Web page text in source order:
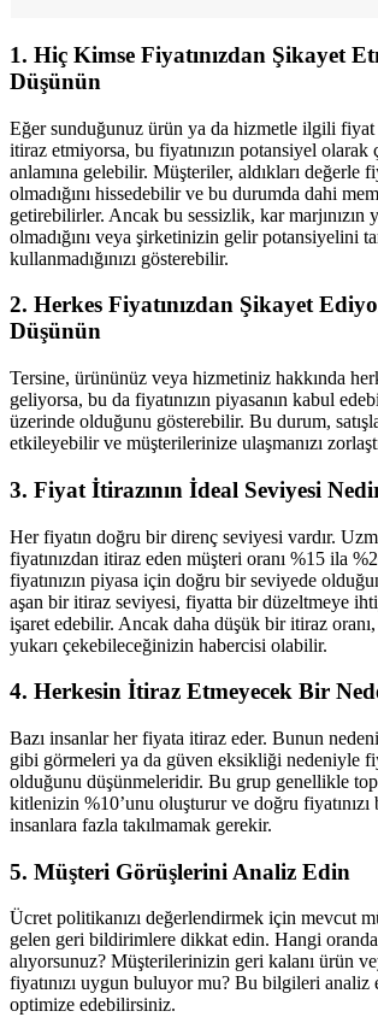
1. Hiç Kimse Fiyatınızdan Şikayet
Düşünün
Eğer sunduğunuz ürün ya da hizmetle ilgili
itiraz etmiyorsa, bu fiyatınızın potansiyel
anlamına gelebilir. Müşteriler, aldıkları değerle
olmadığını hissedebilir ve bu durumda dahi
getirebilirler. Ancak bu sessizlik, kar marjınızın
olmadığını veya şirketinizin gelir potansiyelini
kullanmadığınızı gösterebilir.
2. Herkes Fiyatınızdan Şikayet
Düşünün
Tersine, ürününüz veya hizmetiniz hakkında
geliyorsa, bu da fiyatınızın piyasanın kabul
üzerinde olduğunu gösterebilir. Bu durum,
etkileyebilir ve müşterilerinize ulaşmanızı
3. Fiyat İtirazının İdeal Seviyesi
Her fiyatın doğru bir direnç seviyesi vardır.
fiyatınızdan itiraz eden müşteri oranı %15 ila
fiyatınızın piyasa için doğru bir seviyede
aşan bir itiraz seviyesi, fiyatta bir düzeltmeye
işaret edebilir. Ancak daha düşük bir itiraz oranı,
yukarı çekebileceğinizin habercisi olabilir.
4. Herkesin İtiraz Etmeyecek Bir
Bazı insanlar her fiyata itiraz eder. Bunun
gibi görmeleri ya da güven eksikliği nedeniyle
olduğunu düşünmeleridir. Bu grup genellikle
kitlenizin %10’unu oluşturur ve doğru fiyatınızı
insanlara fazla takılmamak gerekir.
5. Müşteri Görüşlerini Analiz Edin
Ücret politikanızı değerlendirmek için mevcut
gelen geri bildirimlere dikkat edin. Hangi
alıyorsunuz? Müşterilerinizin geri kalanı ürün
fiyatınızı uygun buluyor mu? Bu bilgileri analiz
optimize edebilirsiniz.